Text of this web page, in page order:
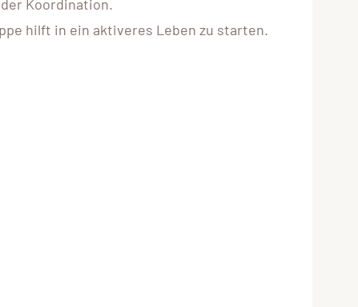
Koordination.
hilft in ein aktiveres Leben zu starten.